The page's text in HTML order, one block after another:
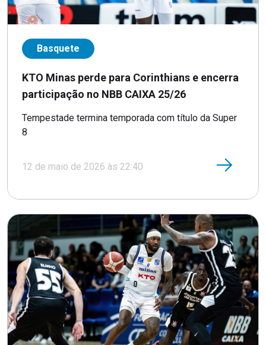
Basquete
KTO Minas perde para Corinthians e encerra
participação no NBB CAIXA 25/26
Tempestade termina temporada com título da Super
8
12 de maio de 2026 às 22:40